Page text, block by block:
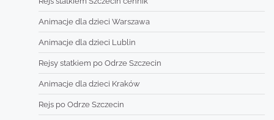
Animacje dla dzieci Warszawa
Animacje dla dzieci Lublin
Rejsy statkiem po Odrze Szczecin
Animacje dla dzieci Kraków
Rejs po Odrze Szczecin